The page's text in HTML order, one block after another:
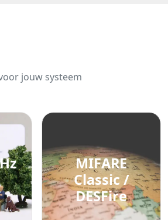
jouw systeem
MIFARE
Classic /
DESFire